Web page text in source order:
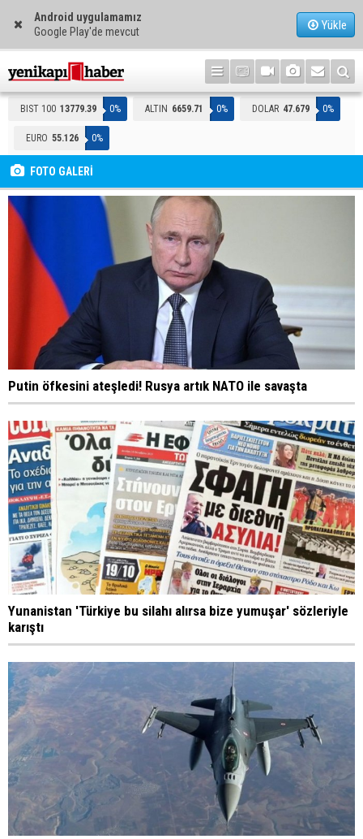
Android uygulamamız
Google Play'de mevcut
Yükle
BIST 100 13779.39 0% ALTIN 6659.71 0% DOLAR 47.679 0%
EURO 55.126 0%
FOTO GALERİ
Putin öfkesini ateşledi! Rusya artık NATO ile savaşta
Yunanistan 'Türkiye bu silahı alırsa bize yumuşar' sözleriyle
karıştı